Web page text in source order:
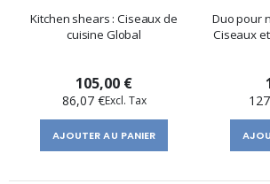
Kitchen shears : Ciseaux de
cuisine Global
105,00 €
86,07 €
AJOUTER AU PANIER
Duo pour
Ciseaux